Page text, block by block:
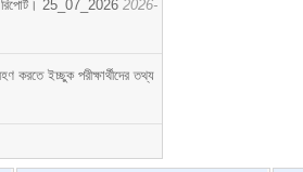
রিপোর্ট। 25_07_2026 2026-
করতে ইচ্ছুক পরীক্ষার্থীদের তথ্য